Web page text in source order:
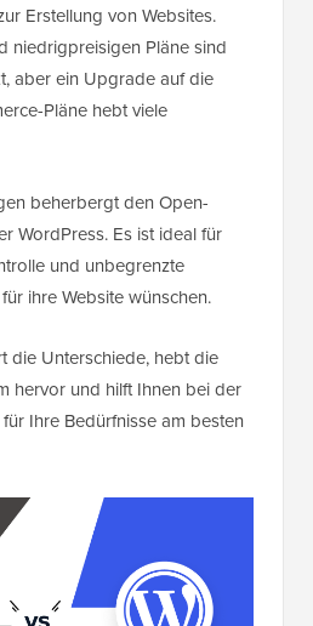
Erstellung von Websites.
niedrigpreisigen Pläne sind
aber ein Upgrade auf die
Pläne hebt viele
beherbergt den Open-
WordPress. Es ist ideal für
und unbegrenzte
ihre Website wünschen.
die Unterschiede, hebt die
hervor und hilft Ihnen bei der
Ihre Bedürfnisse am besten